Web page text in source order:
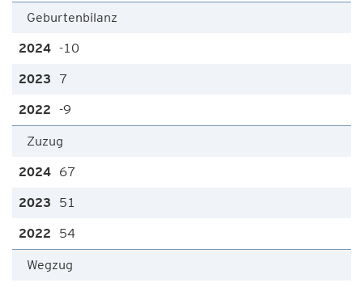
Geburtenbilanz
-10
7
-9
Zuzug
67
51
54
Wegzug